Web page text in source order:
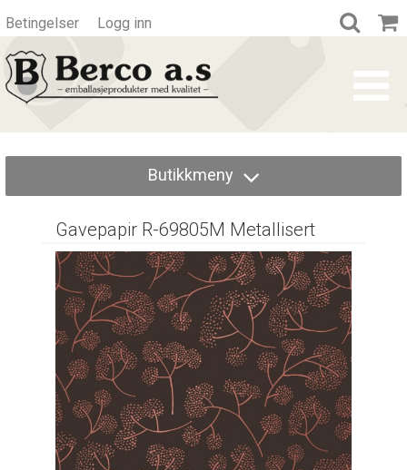
Betingelser Logg inn
Butikkmeny
Gavepapir R-69805M Metallisert